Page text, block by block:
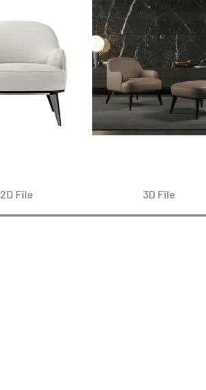
2D File 3D File